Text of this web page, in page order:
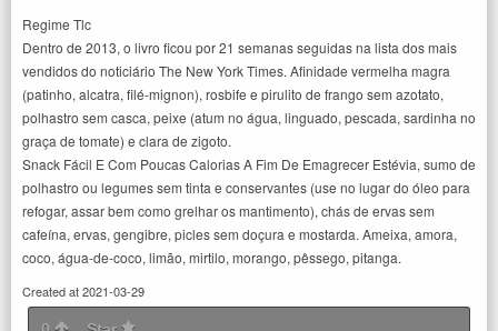
Regime Tlc
Dentro de 2013, o livro ficou por 21 semanas seguidas na lista dos mais
vendidos do noticiário The New York Times. Afinidade vermelha magra
(patinho, alcatra, filé-mignon), rosbife e pirulito de frango sem azotato,
polhastro sem casca, peixe (atum no água, linguado, pescada, sardinha no
graça de tomate) e clara de zigoto.
Snack Fácil E Com Poucas Calorias A Fim De Emagrecer Estévia, sumo de
polhastro ou legumes sem tinta e conservantes (use no lugar do óleo para
refogar, assar bem como grelhar os mantimento), chás de ervas sem
cafeína, ervas, gengibre, picles sem doçura e mostarda. Ameixa, amora,
coco, água-de-coco, limão, mirtilo, morango, pêssego, pitanga.
Created at 2021-03-29